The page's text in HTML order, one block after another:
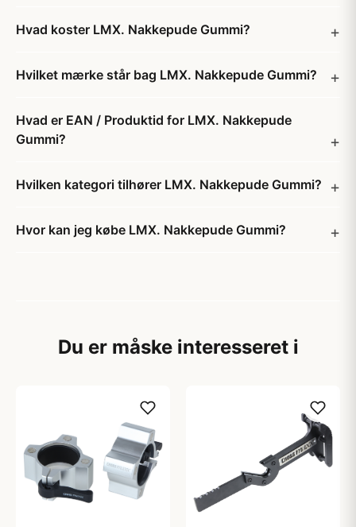
Hvad koster LMX. Nakkepude Gummi?
Hvilket mærke står bag LMX. Nakkepude Gummi?
Hvad er EAN / Produktid for LMX. Nakkepude
Gummi?
Hvilken kategori tilhører LMX. Nakkepude Gummi?
Hvor kan jeg købe LMX. Nakkepude Gummi?
Du er måske interesseret i